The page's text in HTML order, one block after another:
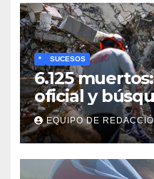
activos
* SUCESOS
6.125
oficial y
cadáveres
escombros
EQUIPO DE